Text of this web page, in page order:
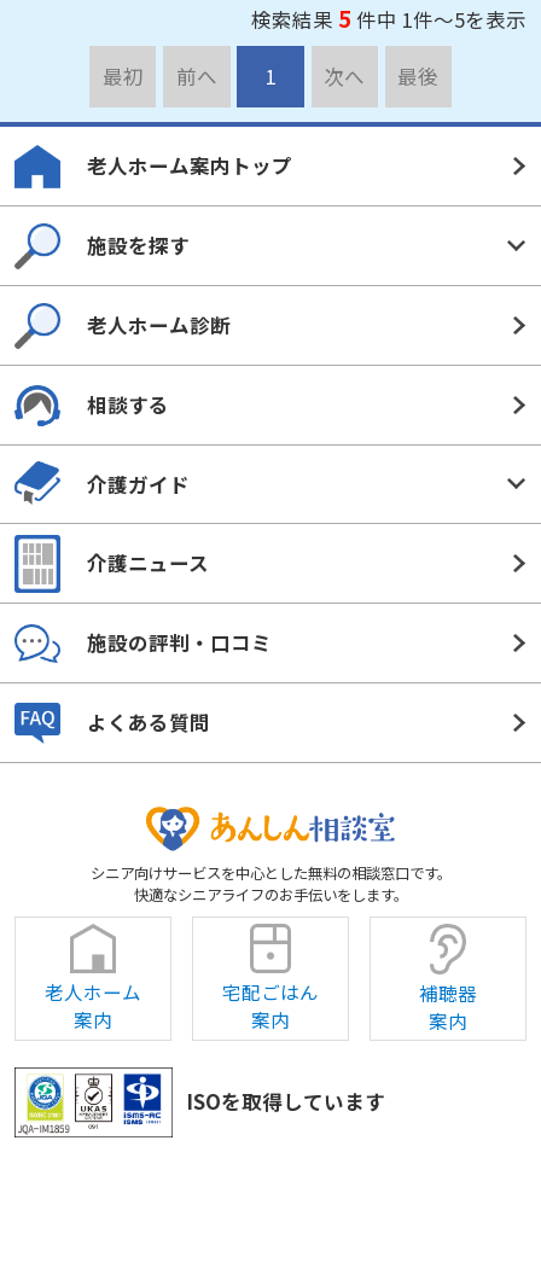
検索結果 5件中 1件～5を表示
最初
前へ 1 次へ 最後
老人ホーム案内トップ
施設を探す
老人ホーム診断
相談する
介護ガイド
介護ニュース
施設の評判・口コミ
よくある質問
シニア向けサービスを中心とした無料の相談窓口です。
快適なシニアライフのお手伝いをします。
老人ホーム
案内
宅配ごはん
案内
補聴器
案内
ISOを取得しています